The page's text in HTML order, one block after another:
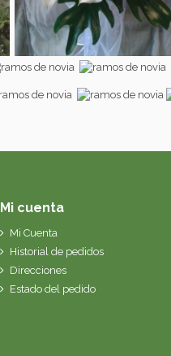
Mi cuenta
Mi Cuenta
Historial de pedidos
Direcciones
Estado del pedido